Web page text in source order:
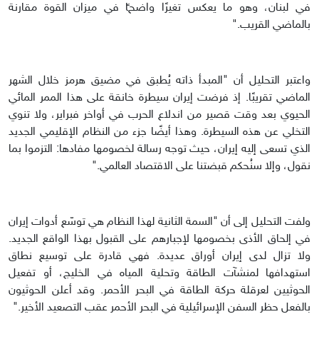
في لبنان، وهو ما يعكس تغيرًا واضحًا في ميزان القوة مقارنة
بالماضي القريب."
واعتبر التحليل أن "المبدأ ذاته يُطبق في مضيق هرمز خلال الشهر
الماضي تقريبًا. إذ فرضت إيران سيطرة خانقة على هذا الممر المائي
الحيوي بعد وقت قصير من اندلاع الحرب في أواخر فبراير، ولا تنوي
التخلي عن هذه السيطرة. وهذا أيضًا جزء من النظام الإقليمي الجديد
الذي تسعى إليه إيران، حيث توجه رسالة لخصومها مفادها: التزموا بما
نقول، وإلا سنُحكم قبضتنا على الاقتصاد العالمي."
ولفت التحليل إلى أن "السمة الثانية لهذا النظام هي توسّع أدوات إيران
في إلحاق الأذى بخصومها لإجبارهم على القبول بهذا الواقع الجديد.
ولا تزال لدى إيران أوراق عديدة. فهي قادرة على توسيع نطاق
استهدافها لمنشآت الطاقة وتحلية المياه في الخليج، أو تفعيل
الحوثيين لعرقلة حركة الطاقة في البحر الأحمر. وقد أعلن الحوثيون
بالفعل حظر السفن الإسرائيلية في البحر الأحمر عقب التصعيد الأخير."